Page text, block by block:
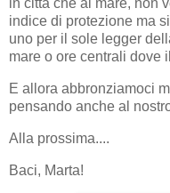
in città che al mare, non
indice di protezione ma
uno per il sole legger
mare o ore centrali dove
E allora abbronziamoci
pensando anche al
Alla prossima....
Baci, Marta!